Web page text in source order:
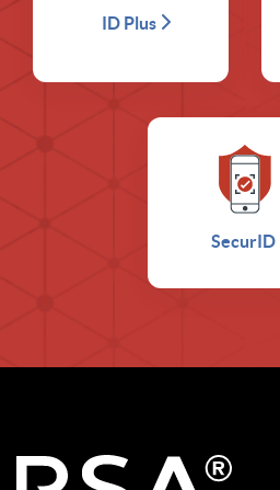
ID Plus
SecurID